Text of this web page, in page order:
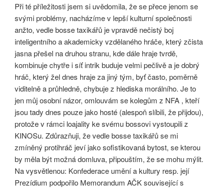
Při té příležitosti jsem si uvědomila, že se přece jenom se
svými problémy, nacházíme v lepší kulturní společnosti
anžto, vedle bosse taxikářů je vpravdě nečistý boj
inteligentního a akademicky vzdělaného hráče, který zčista
jasna přešel na druhou stranu, kde dále hraje tvrdě,
kombinuje chytře i síť intrik buduje velmi pečlivě a je dobrý
hráč, který žel dnes hraje za jiný tým, byť často, poměrně
viditelně a průhledně, chybuje z hlediska morálního. Je to
jen můj osobní názor, omlouvám se kolegům z NFA , kteří
jsou tady dnes pouze jako hosté (alespoň slíbili, že přijdou),
protože v rámci loajality ke svému bossovi vystoupili z
KINOSu. Zdůrazňuji, že vedle bosse taxikářů se mi
zmíněný protihráč jeví jako sofistikovaná bytost, se kterou
by měla být možná domluva, připouštím, že se mohu mýlit.
Na vysvětlenou: Konfederace umění a kultury resp. její
Prezídium podpořilo Memorandum AČK související s